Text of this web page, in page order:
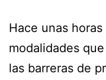
Hace unas
modalidades
las barreras de